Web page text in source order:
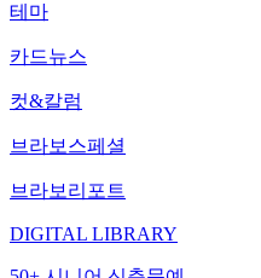
테마
카드뉴스
컷&칼럼
브라보스페셜
브라보리포트
DIGITAL LIBRARY